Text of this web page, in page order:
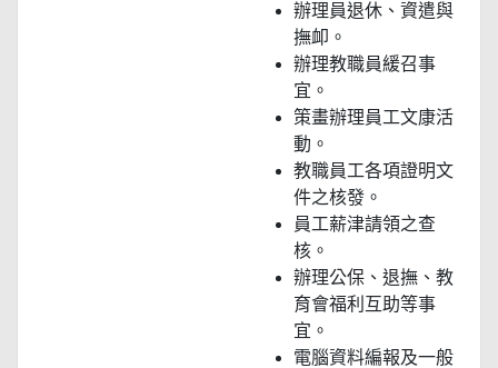
辦理員退休、資遣與
撫卹。
辦理教職員緩召事
宜。
策畫辦理員工文康活
動。
教職員工各項證明文
件之核發。
員工薪津請領之查
核。
辦理公保、退撫、教
育會福利互助等事
宜。
電腦資料編報及一般